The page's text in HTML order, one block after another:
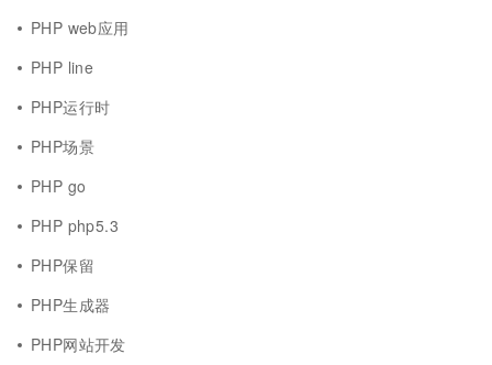
PHP web应用
PHP line
PHP运行时
PHP场景
PHP go
PHP php5.3
PHP保留
PHP生成器
PHP网站开发